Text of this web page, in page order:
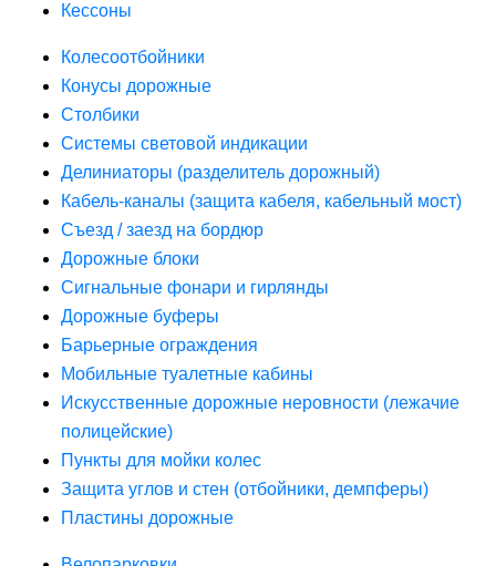
Кессоны
Колесоотбойники
Конусы дорожные
Столбики
Системы световой индикации
Делиниаторы (разделитель дорожный)
Кабель-каналы (защита кабеля, кабельный мост)
Съезд / заезд на бордюр
Дорожные блоки
Сигнальные фонари и гирлянды
Дорожные буферы
Барьерные ограждения
Мобильные туалетные кабины
Искусственные дорожные неровности (лежачие
полицейские)
Пункты для мойки колес
Защита углов и стен (отбойники, демпферы)
Пластины дорожные